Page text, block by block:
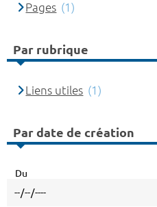
Pages (1)
Par rubrique
Liens utiles (1)
Par date de création
Du